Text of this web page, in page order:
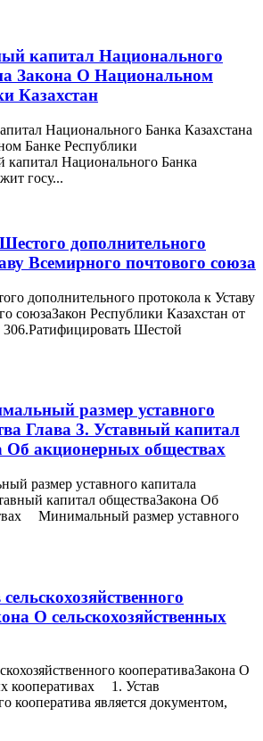
капитал Национального
Закона О Национальном
Казахстан
Национального Банка Казахстана
Банке Республики
Национального Банка
госу...
дополнительного
Всемирного почтового союза
дополнительного протокола к Уставу
союзаЗакон Республики Казахстан от
306.Ратифицировать Шестой
размер уставного
Глава 3. Уставный капитал
Об акционерных обществах
размер уставного капитала
капитал обществаЗакона Об
Минимальный размер уставного
О сельскохозяйственных
кооперативаЗакона О
кооперативах 1. Устав
кооператива является документом,